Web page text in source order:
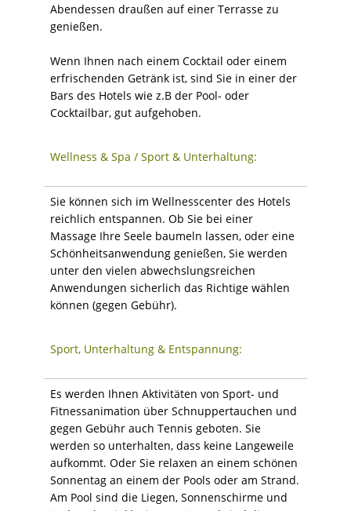
Abendessen draußen auf einer Terrasse zu
genießen.
Wenn Ihnen nach einem Cocktail oder einem
erfrischenden Getränk ist, sind Sie in einer der
Bars des Hotels wie z.B der Pool- oder
Cocktailbar, gut aufgehoben.
Wellness & Spa / Sport & Unterhaltung:
Sie können sich im Wellnesscenter des Hotels
reichlich entspannen. Ob Sie bei einer
Massage Ihre Seele baumeln lassen, oder eine
Schönheitsanwendung genießen, Sie werden
unter den vielen abwechslungsreichen
Anwendungen sicherlich das Richtige wählen
können (gegen Gebühr).
Sport, Unterhaltung & Entspannung:
Es werden Ihnen Aktivitäten von Sport- und
Fitnessanimation über Schnuppertauchen und
gegen Gebühr auch Tennis geboten. Sie
werden so unterhalten, dass keine Langeweile
aufkommt. Oder Sie relaxen an einem schönen
Sonnentag an einem der Pools oder am Strand.
Am Pool sind die Liegen, Sonnenschirme und